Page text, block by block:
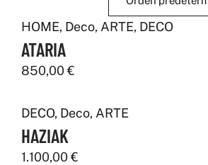
HOME, Deco, ARTE, DECO
ATARIA
850,00€
DECO, Deco, ARTE
HAZIAK
1.100,00€